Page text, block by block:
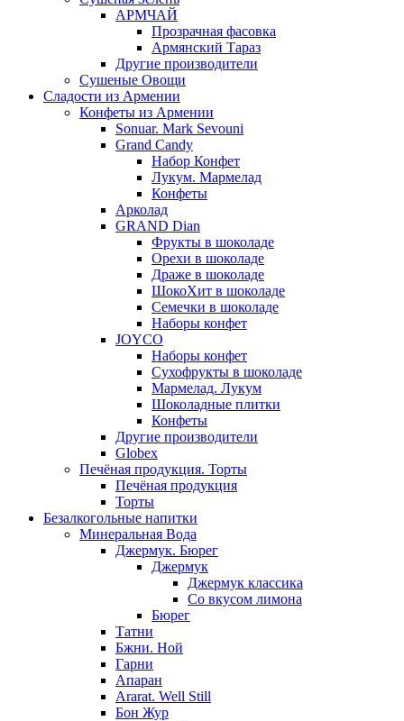
АРМЧАЙ
Прозрачная фасовка
Армянский Тараз
Другие производители
Сушеные Овощи
Сладости из Армении
Конфеты из Армении
Sonuar. Mark Sevouni
Grand Candy
Набор Конфет
Лукум. Мармелад
Конфеты
Арколад
GRAND Dian
Фрукты в шоколаде
Орехи в шоколаде
Драже в шоколаде
ШокоХит в шоколаде
Семечки в шоколаде
Наборы конфет
JOYCO
Наборы конфет
Сухофрукты в шоколаде
Мармелад. Лукум
Шоколадные плитки
Конфеты
Другие производители
Globex
Печёная продукция. Торты
Печёная продукция
Торты
Безалкогольные напитки
Минеральная Вода
Джермук. Бюрег
Джермук
Джермук классика
Со вкусом лимона
Бюрег
Татни
Бжни. Ной
Гарни
Апаран
Ararat. Well Still
Бон Жур